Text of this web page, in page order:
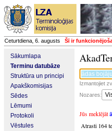
Ceturtdiena, 6. augusts Šī ir
Sākumlapa
Terminu datubāze
Struktūra un principi
Apakškomisijas
Sēdes
Lēmumi
Protokoli
Vēstules
Izmantojiet
Nozares:
Jūs meklējāt
Atrasti 164